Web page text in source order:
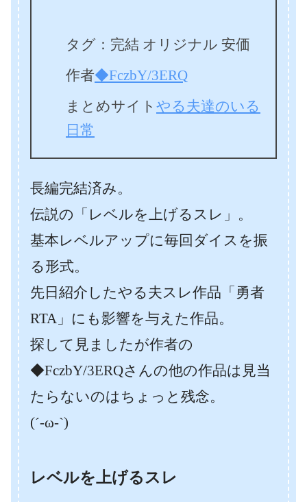
タグ：完結 オリジナル 安価
作者◆FczbY/3ERQ
まとめサイト やる夫達のいる
日常
長編完結済み。
伝説の「レベルを上げるスレ」。
基本レベルアップに毎回ダイスを振
る形式。
先日紹介したやる夫スレ作品「勇者
RTA」にも影響を与えた作品。
探して見ましたが作者の
◆FczbY/3ERQさんの他の作品は見当
たらないのはちょっと残念。
(´-ω-`)
レベルを上げるスレ